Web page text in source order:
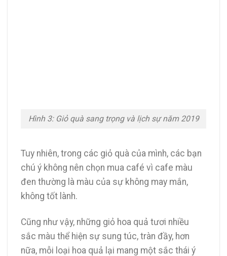
Hình 3: Giỏ quà sang trọng và lịch sự năm 2019
Tuy nhiên, trong các giỏ quà của mình, các bạn
chú ý không nên chọn mua café vì cafe màu
đen thường là màu của sự không may mắn,
không tốt lành.
Cũng như vậy, những giỏ hoa quả tươi nhiều
sắc màu thể hiện sự sung túc, tràn đầy, hơn
nữa, mỗi loại hoa quả lại mang một sắc thái ý